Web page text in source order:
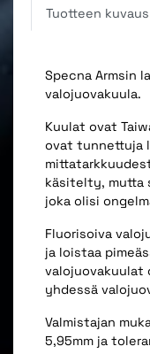
Tuotteen kuvaus
Specna Armsin
valojuovakuula.
Kuulat ovat
ovat tunnettuja
käsitelty, mutta
joka olisi
Fluorisoiva
ja loistaa
yhdessä
Valmistajan
5,95mm ja